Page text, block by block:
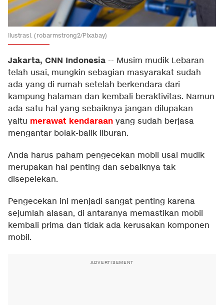
Ilustrasi. (robarmstrong2/Pixabay)
Jakarta, CNN Indonesia -- Musim mudik Lebaran
telah usai, mungkin sebagian masyarakat sudah
ada yang di rumah setelah berkendara dari
kampung halaman dan kembali beraktivitas. Namun
ada satu hal yang sebaiknya jangan dilupakan
yaitu merawat kendaraan yang sudah berjasa
mengantar bolak-balik liburan.
Anda harus paham pengecekan mobil usai mudik
merupakan hal penting dan sebaiknya tak
disepelekan.
Pengecekan ini menjadi sangat penting karena
sejumlah alasan, di antaranya memastikan mobil
kembali prima dan tidak ada kerusakan komponen
mobil.
ADVERTISEMENT